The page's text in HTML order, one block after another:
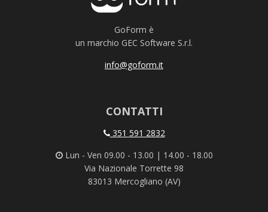
GoForm è
un marchio GEC Software S.r.l.
info@goform.it
CONTATTI
351 591 2832
Lun - Ven 09.00 - 13.00 | 14.00 - 18.00
Via Nazionale Torrette 98
83013 Mercogliano (AV)